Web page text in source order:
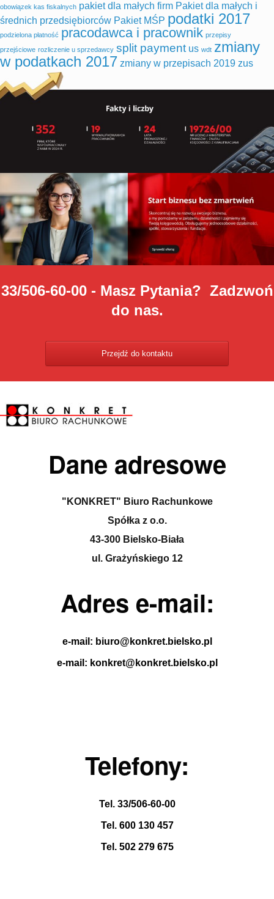
obowiązek kas fiskalnych pakiet dla małych firm Pakiet dla małych i
średnich przedsiębiorców Pakiet MŚP podatki 2017
podzielona płatność pracodawca i pracownik przepisy
przejściowe rozliczenie u sprzedawcy split payment us wdt zmiany
w podatkach 2017 zmiany w przepisach 2019 zus
33/506-60-00 - Masz Pytania? Zadzwoń
do nas.
Przejdź do kontaktu
Dane adresowe
"KONKRET" Biuro Rachunkowe
Spółka z o.o.
43-300 Bielsko-Biała
ul. Grażyńskiego 12
Adres e-mail:
e-mail: biuro@konkret.bielsko.pl
e-mail: konkret@konkret.bielsko.pl
Telefony:
Tel. 33/506-60-00
Tel. 600 130 457
Tel. 502 279 675